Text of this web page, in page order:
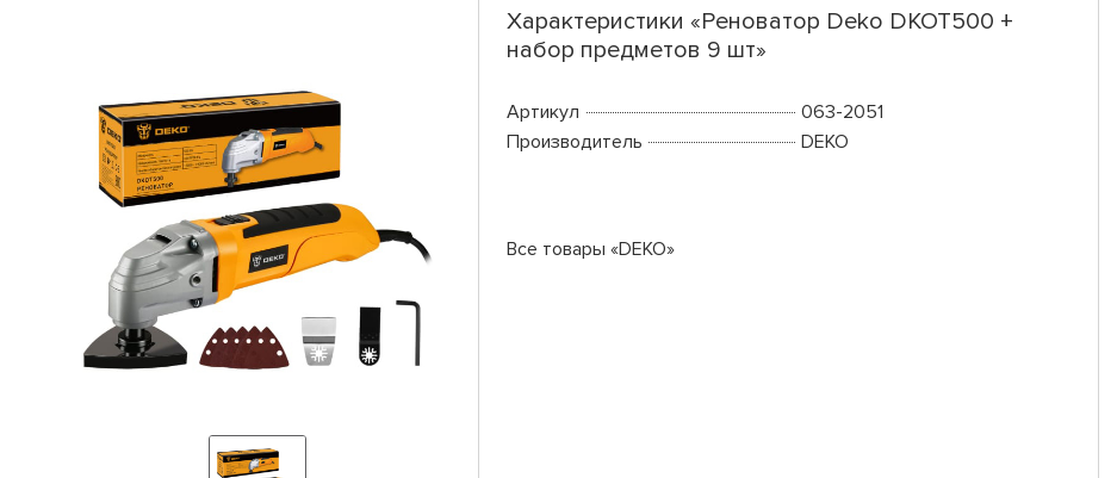
Характеристики «Реноватор Deko DKOT500 +
набор предметов 9 шт»
Артикул
063-2051
Производитель
DEKO
Все товары «DEKO»